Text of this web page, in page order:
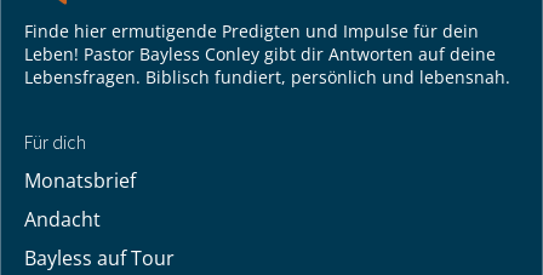
Finde hier ermutigende Predigten und Impulse für dein
Leben! Pastor Bayless Conley gibt dir Antworten auf deine
Lebensfragen. Biblisch fundiert, persönlich und lebensnah.
Für dich
Monatsbrief
Andacht
Bayless auf Tour